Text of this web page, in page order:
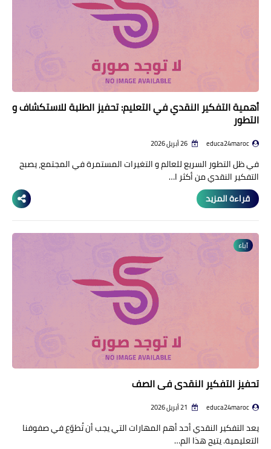
مواضيع تربوية
وثائق تربوية
الشؤون الاجتماعية لأسرة
التعليم
أهمية التفكير النقدي في التعليم: تحفيز الطلبة للاستكشاف و
التطور
educa24maroc
في ظل التطور السريع للعالم و التغيرات المستمرة في المجتمع، يصبح
التفكير النقدي من أكثر ا…
قراءة المزيد
آباء
تحفيز التفكير النقدي في الصف
educa24maroc
يعد التفكير النقدي أحد أهم المهارات التي يجب أن تُطوّع في صفوفنا
التعليمية. يتيح هذا الم…